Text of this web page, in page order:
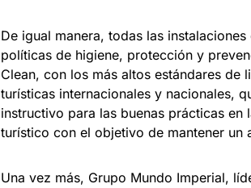
De igual manera, todas las
políticas de higiene, protección y
Clean, con los más altos estándares
turísticas internacionales y nacionales,
instructivo para las buenas prácticas
turístico con el objetivo de mantener un
Una vez más, Grupo Mundo Imperial,